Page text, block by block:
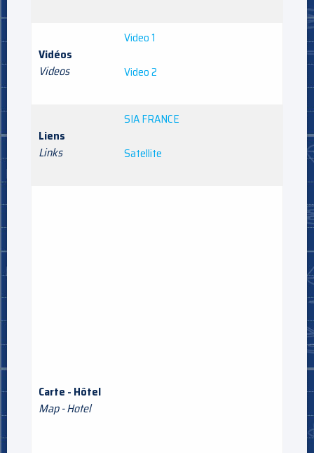
Vidéos
Videos
Video 1
Video 2
Liens
Links
SIA FRANCE
Satellite
Carte - Hôtel
Map - Hotel